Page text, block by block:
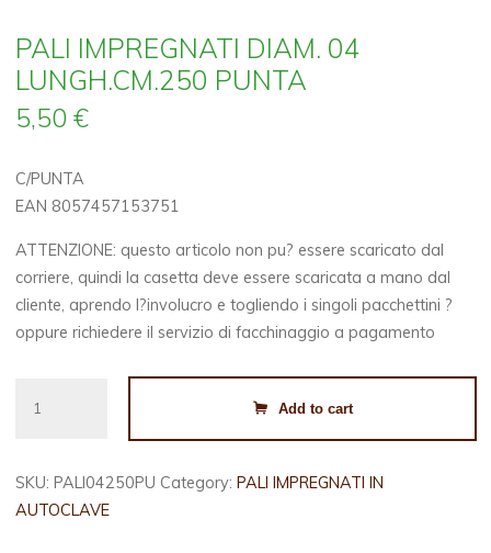
PALI IMPREGNATI DIAM. 04
LUNGH.CM.250 PUNTA
5,50€
C/PUNTA
EAN 8057457153751
ATTENZIONE: questo articolo non pu? essere scaricato dal
corriere, quindi la casetta deve essere scaricata a mano dal
cliente, aprendo l?involucro e togliendo i singoli pacchettini ?
oppure richiedere il servizio di facchinaggio a pagamento
IMPREGNATI
04
LUNGH.CM.250
Add to cart
SKU:PALI04250PU Category:PALI IMPREGNATI IN
AUTOCLAVE